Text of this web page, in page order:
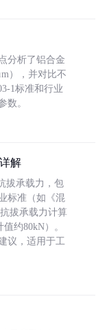
分析了铝合金
），并对比不
1标准和行业
数。
解
拔承载力，包
标准（如《混
拔承载力计算
约80kN）。
议，适用于工